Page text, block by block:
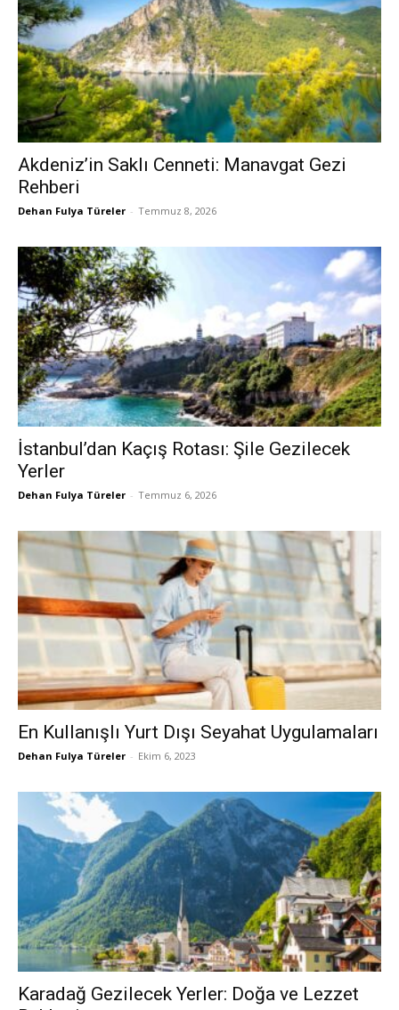
Akdeniz’in Saklı Cenneti: Manavgat Gezi
Rehberi
Dehan Fulya Türeler - Temmuz 8, 2026
İstanbul’dan Kaçış Rotası: Şile Gezilecek
Yerler
Dehan Fulya Türeler - Temmuz 6, 2026
En Kullanışlı Yurt Dışı Seyahat Uygulamaları
Dehan Fulya Türeler - Ekim 6, 2023
Karadağ Gezilecek Yerler: Doğa ve Lezzet